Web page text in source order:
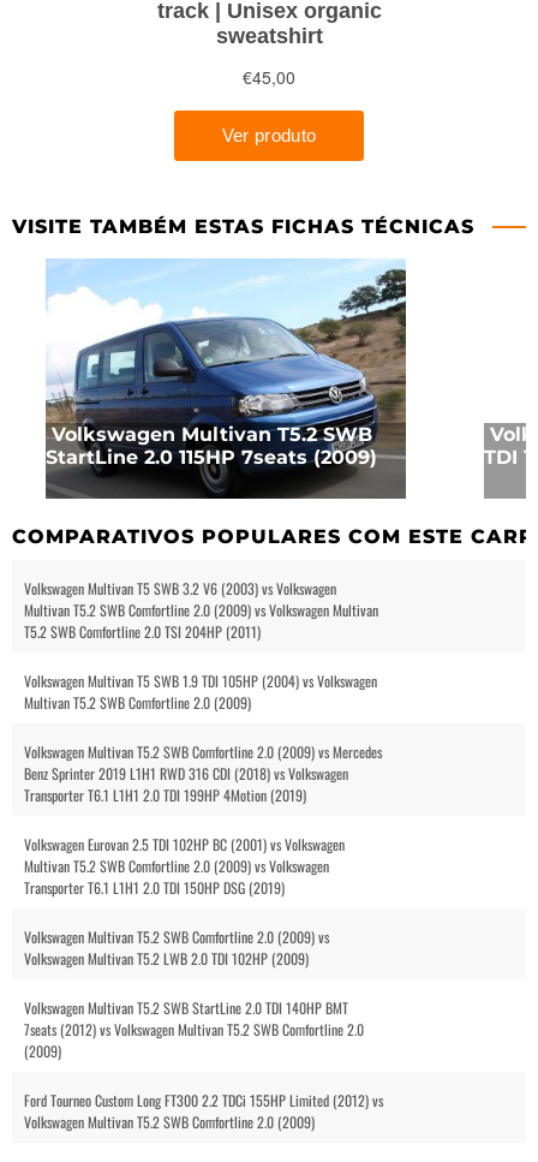
VISITE TAMBÉM ESTAS FICHAS TÉCNICAS
Volkswagen Multivan T5.2 SWB
StartLine 2.0 115HP 7seats (2009)
TDI
COMPARATIVOS POPULARES COM ESTE
Volkswagen Multivan T5 SWB 3.2 V6 (2003) vs Volkswagen
Multivan T5.2 SWB Comfortline 2.0 (2009) vs Volkswagen Multivan
T5.2 SWB Comfortline 2.0 TSI 204HP (2011)
Volkswagen Multivan T5 SWB 1.9 TDI 105HP (2004) vs Volkswagen
Multivan T5.2 SWB Comfortline 2.0 (2009)
Volkswagen Multivan T5.2 SWB Comfortline 2.0 (2009) vs Mercedes
Benz Sprinter 2019 L1H1 RWD 316 CDI (2018) vs Volkswagen
Transporter T6.1 L1H1 2.0 TDI 199HP 4Motion (2019)
Volkswagen Eurovan 2.5 TDI 102HP BC (2001) vs Volkswagen
Multivan T5.2 SWB Comfortline 2.0 (2009) vs Volkswagen
Transporter T6.1 L1H1 2.0 TDI 150HP DSG (2019)
Volkswagen Multivan T5.2 SWB Comfortline 2.0 (2009) vs
Volkswagen Multivan T5.2 LWB 2.0 TDI 102HP (2009)
Volkswagen Multivan T5.2 SWB StartLine 2.0 TDI 140HP BMT
7seats (2012) vs Volkswagen Multivan T5.2 SWB Comfortline 2.0
(2009)
Ford Tourneo Custom Long FT300 2.2 TDCi 155HP Limited (2012) vs
Volkswagen Multivan T5.2 SWB Comfortline 2.0 (2009)